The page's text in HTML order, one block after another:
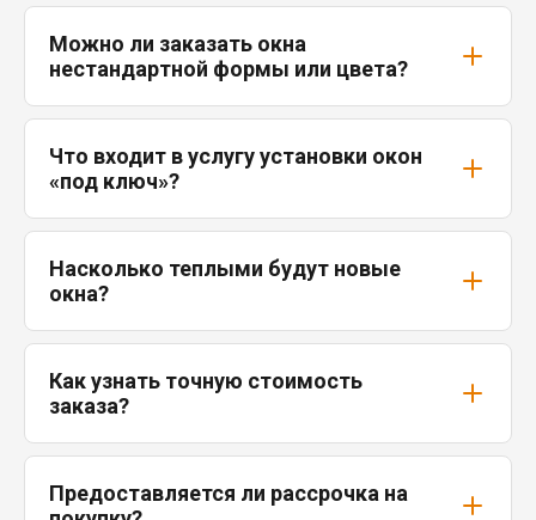
Можно ли заказать окна
нестандартной формы или цвета?
Что входит в услугу установки окон
«под ключ»?
Насколько теплыми будут новые
окна?
Как узнать точную стоимость
заказа?
Предоставляется ли рассрочка на